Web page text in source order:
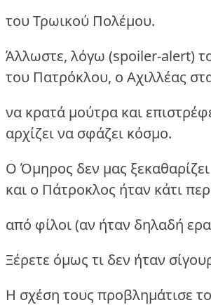
του Τρωικού Πολέμου.
Άλλωστε, λόγω (spoiler-alert)
του Πατρόκλου, ο Αχιλλέας
να κρατά μούτρα και
αρχίζει να σφάζει κόσμο.
Ο Όμηρος δεν μας
και ο Πάτροκλος ήταν κάτι
από φίλοι (αν ήταν δηλαδή
Ξέρετε όμως τι δεν ήταν
Η σχέση τους προβλημάτισε